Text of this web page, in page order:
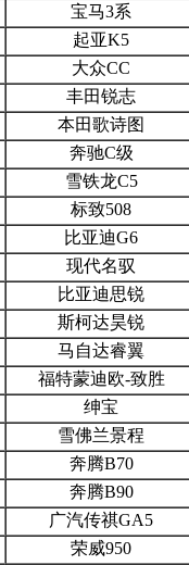
宝马3系
起亚K5
大众CC
丰田锐志
本田歌诗图
奔驰C级
雪铁龙C5
标致508
比亚迪G6
现代名驭
比亚迪思锐
斯柯达昊锐
马自达睿翼
福特蒙迪欧-致胜
绅宝
雪佛兰景程
奔腾B70
奔腾B90
广汽传祺GA5
荣威950